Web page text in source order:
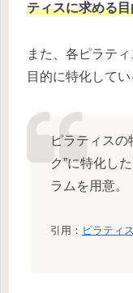
ティスに求める
また、各ピラテ
目的に特化して
ピラティスの
ク”に特化し
ラムを用意。
引用： ピラティ